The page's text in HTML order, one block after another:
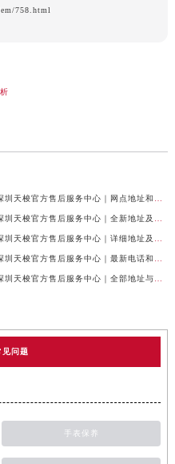
758.html
见问题
手表保养